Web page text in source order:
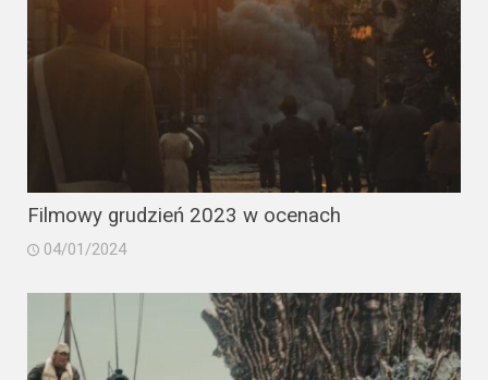
Filmowy grudzień 2023 w ocenach
04/01/2024